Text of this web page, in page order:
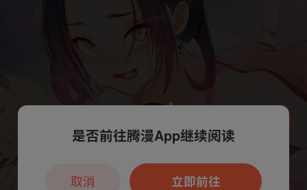
本章节仅支持App阅读，可打开App新用
户7天免费看
是否前往腾漫App继续阅读
立即前往
取消